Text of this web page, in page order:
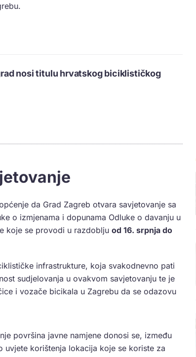
nosi titulu hrvatskog biciklističkog
da Grad Zagreb otvara savjetovanje sa
o izmjenama i dopunama Odluke o davanju u
koje se provodi u razdoblju od 16. srpnja do
infrastrukture, koja svakodnevno pati
sudjelovanja u ovakvom savjetovanju te je
i vozače bicikala u Zagrebu da se odazovu
površina javne namjene donosi se, između
korištenja lokacija koje se koriste za